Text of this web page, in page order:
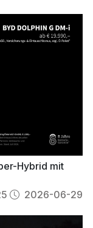
Hybrid mit
2026-06-29